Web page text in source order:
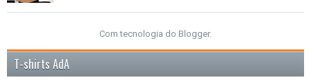
Com tecnologia do Blogger.
T-shirts AdA